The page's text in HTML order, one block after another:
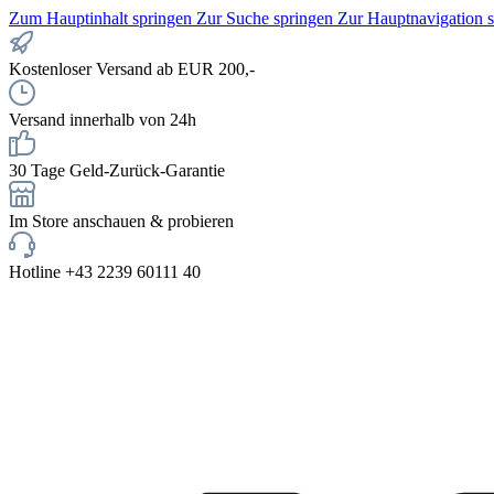
Zum Hauptinhalt springen Zur Suche springen Zur Hauptnavigation
Kostenloser Versand ab EUR 200,-
Versand innerhalb von 24h
30 Tage Geld-Zurück-Garantie
Im Store anschauen & probieren
Hotline +43 2239 60111 40